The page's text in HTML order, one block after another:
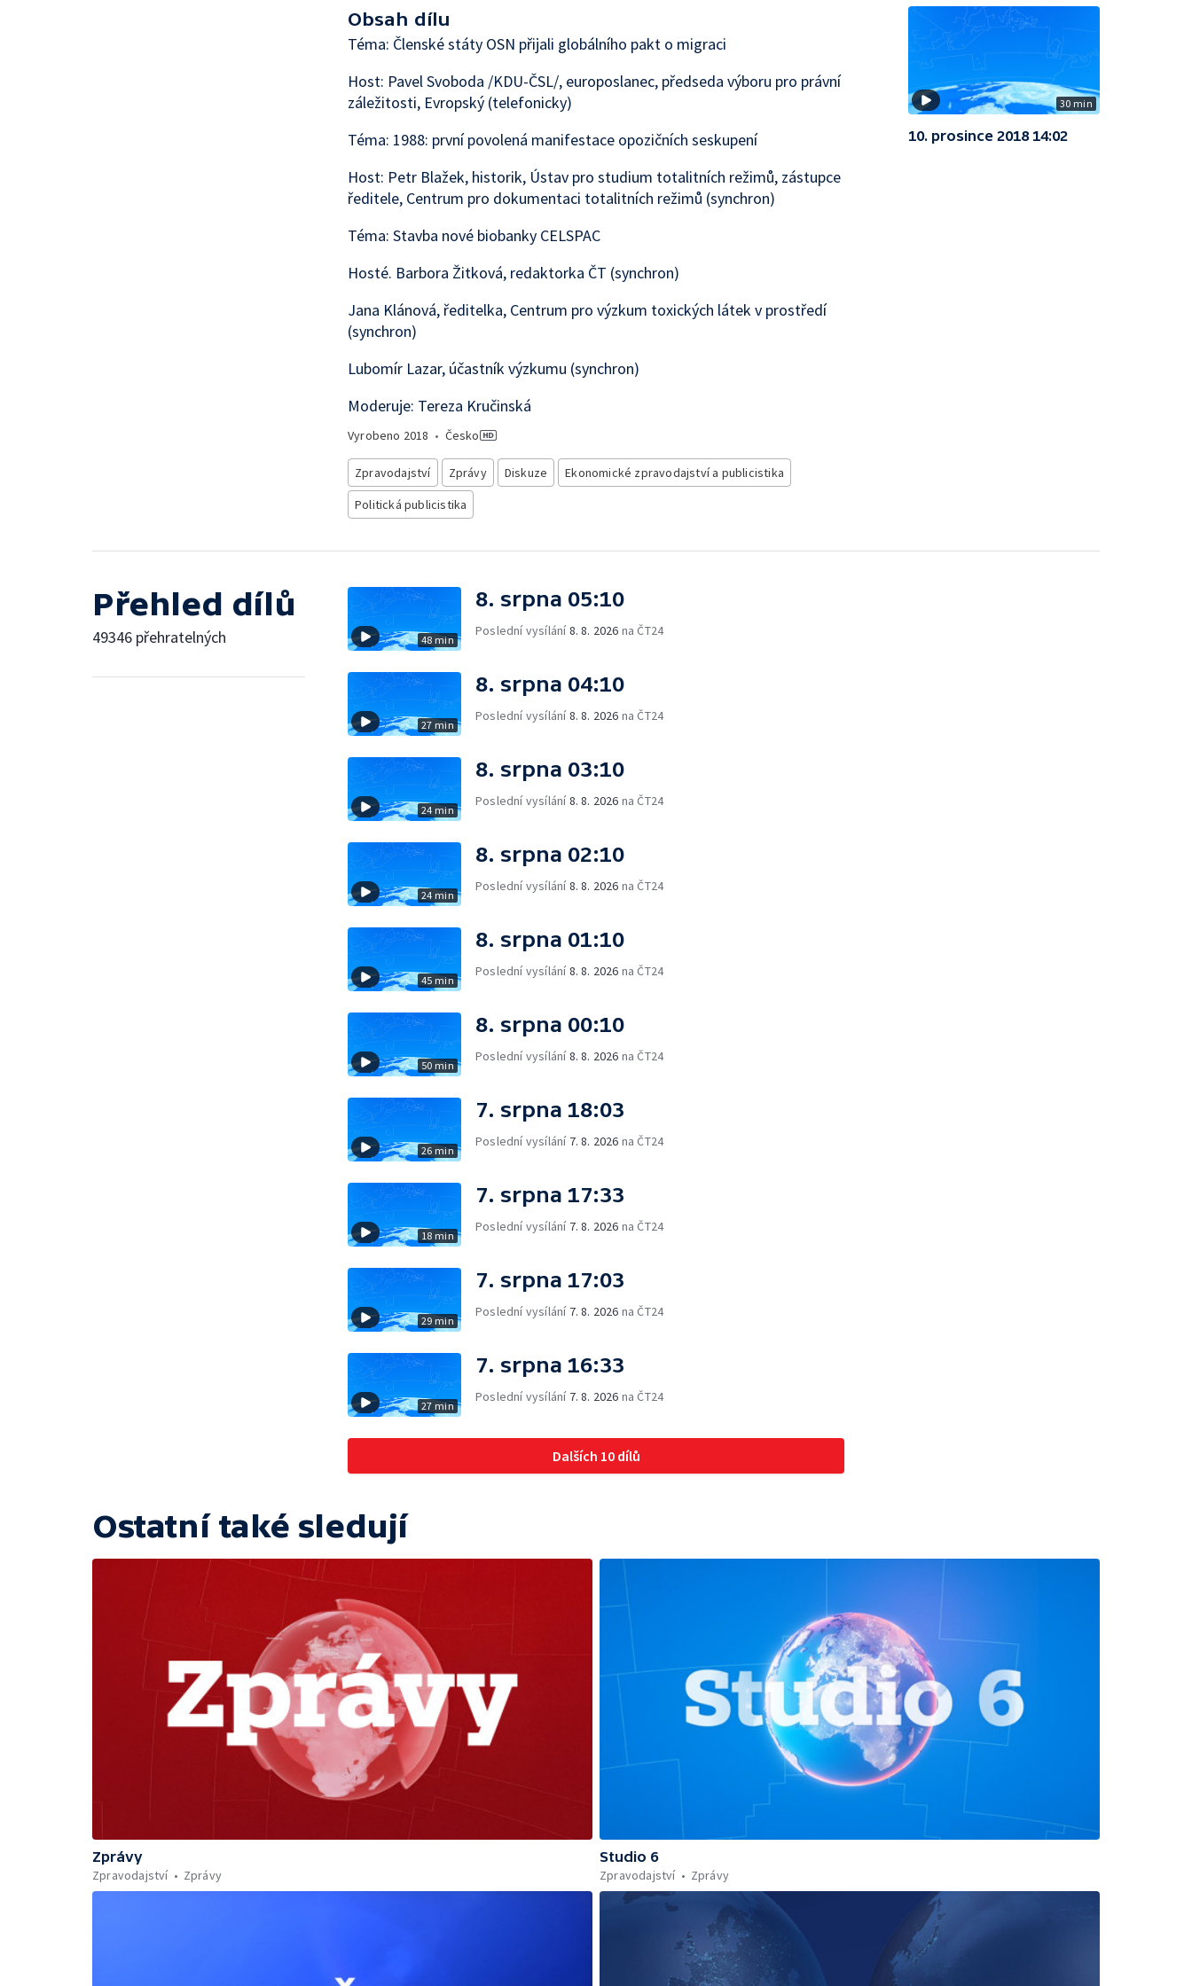
Obsah dílu
Téma: Členské státy OSN přijali globálního pakt o migraci
Host: Pavel Svoboda /KDU-ČSL/, europoslanec, předseda výboru pro právní
záležitosti, Evropský (telefonicky)
Téma: 1988: první povolená manifestace opozičních seskupení
Host: Petr Blažek, historik, Ústav pro studium totalitních režimů, zástupce
ředitele, Centrum pro dokumentaci totalitních režimů (synchron)
Téma: Stavba nové biobanky CELSPAC
Hosté. Barbora Žitková, redaktorka ČT (synchron)
Jana Klánová, ředitelka, Centrum pro výzkum toxických látek v prostředí
(synchron)
Lubomír Lazar, účastník výzkumu (synchron)
Moderuje: Tereza Kručinská
Vyrobeno 2018 • Česko
Zpravodajství Zprávy Diskuze
Ekonomické zpravodajství a publicistika
Politická publicistika
30 min
10. prosince 2018 14:02
Přehled dílů
49346 přehratelných 48 min
8. srpna 05:10
Poslední vysílání8. 8. 2026 na ČT24
27 min
8. srpna 04:10
Poslední vysílání8. 8. 2026 na ČT24
24 min
8. srpna 03:10
Poslední vysílání8. 8. 2026 na ČT24
24 min
8. srpna 02:10
Poslední vysílání8. 8. 2026 na ČT24
45 min
8. srpna 01:10
Poslední vysílání8. 8. 2026 na ČT24
50 min
8. srpna 00:10
Poslední vysílání8. 8. 2026 na ČT24
26 min
7. srpna 18:03
Poslední vysílání 7. 8. 2026 na ČT24
18 min
7. srpna 17:33
Poslední vysílání 7. 8. 2026 na ČT24
29 min
7. srpna 17:03
Poslední vysílání 7. 8. 2026 na ČT24
27 min
7. srpna 16:33
Poslední vysílání 7. 8. 2026 na ČT24
Dalších 10 dílů
Ostatní také sledují
Zprávy
Zpravodajství
Zprávy
Studio 6
Zpravodajství
Zprávy